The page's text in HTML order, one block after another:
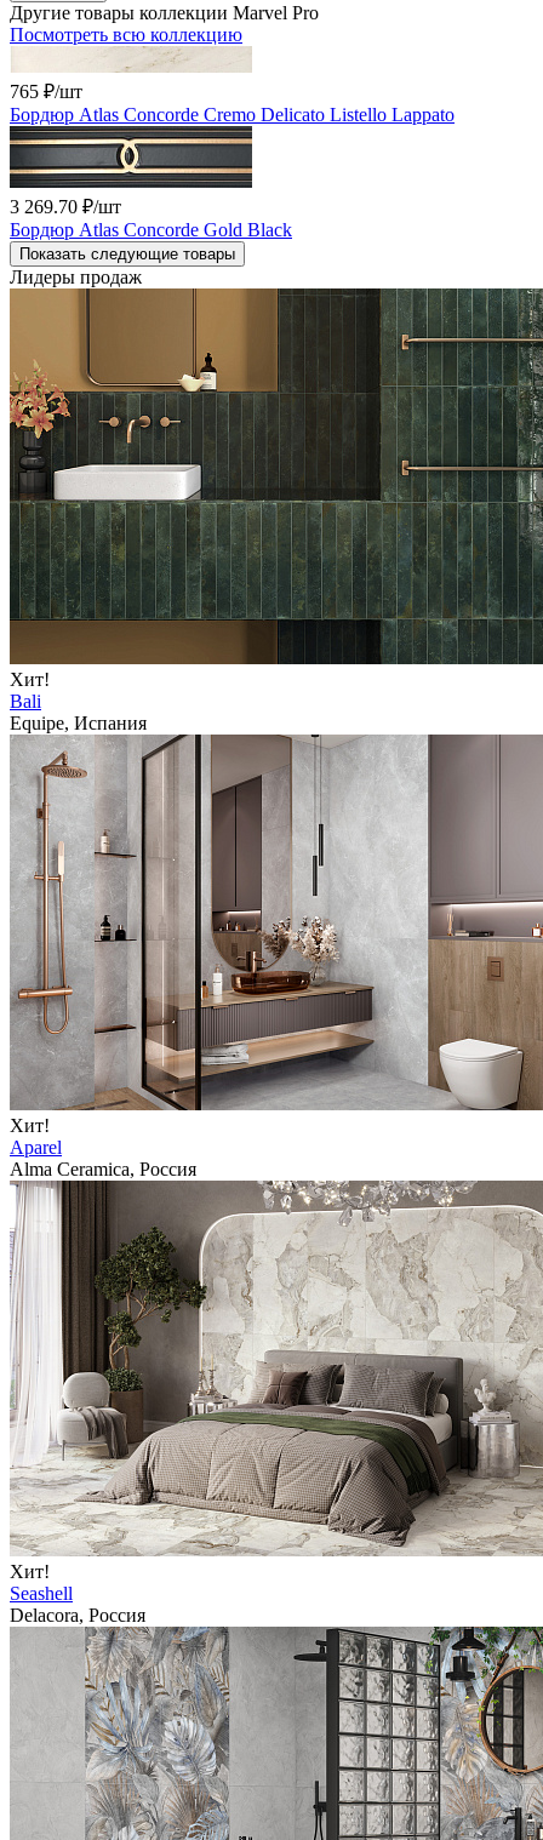
Другие товары коллекции Marvel Pro
Посмотреть всю коллекцию
765 ₽/шт
Бордюр Atlas Concorde Cremo Delicato Listello Lappato
3 269.70 ₽/шт
Бордюр Atlas Concorde Gold Black
Показать следующие товары
Лидеры продаж
Хит!
Bali
Equipe, Испания
Хит!
Aparel
Alma Ceramica, Россия
Хит!
Seashell
Delacora, Россия